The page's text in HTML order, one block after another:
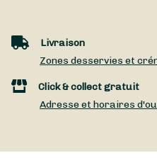
Livraison
Zones desservies et
Click & collect gratuit
Adresse et horaires